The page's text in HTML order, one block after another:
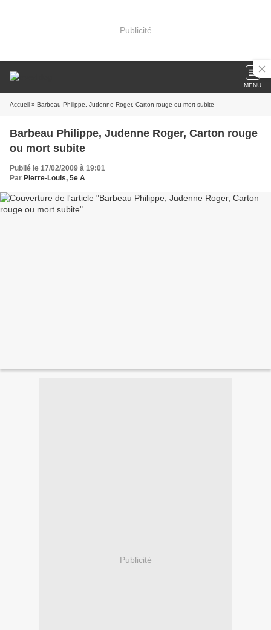
Publicité
MENU
Accueil » Barbeau Philippe, Judenne Roger, Carton rouge ou mort subite
Barbeau Philippe, Judenne Roger, Carton rouge
ou mort subite
Publié le 17/02/2009 à 19:01
Par Pierre-Louis, 5e A
Publicité